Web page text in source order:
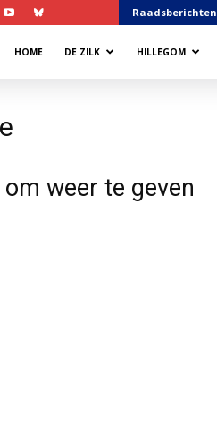
Raadsberichten
Bollenstreek
HOME DE ZILK HILLEGOM
weer te geven